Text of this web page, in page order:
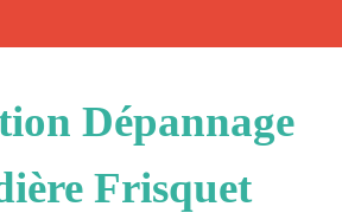
Dépannage
Frisquet